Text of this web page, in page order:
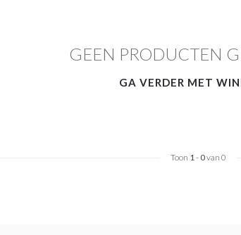
GEEN PRODUCTEN
GA VERDER MET
Toon 1- 0van 0